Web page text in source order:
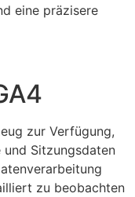
eine präzisere
zur Verfügung,
Sitzungsdaten
zu beobachten